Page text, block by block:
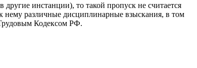
инстанции), то такой пропуск не считается
нему различные дисциплинарные взыскания, в том
Кодексом РФ.